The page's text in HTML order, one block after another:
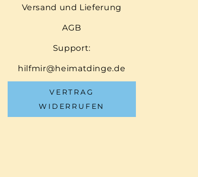
Versand und Lieferung
AGB
Support:
hilfmir@heimatdinge.de
VERTRAG
WIDERRUFEN